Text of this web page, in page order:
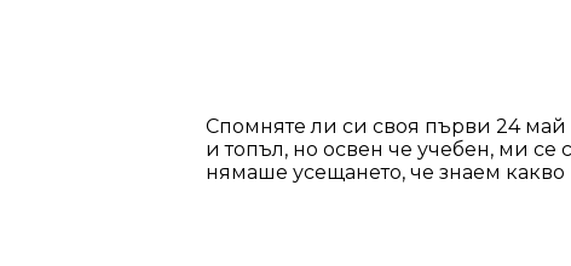
Спомняте ли си своя първи 24
и топъл, но освен че учебен, ми се
нямаше усещането, че знаем какво